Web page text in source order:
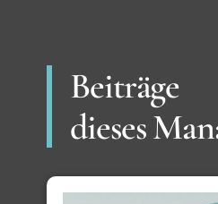
Beiträge
dieses